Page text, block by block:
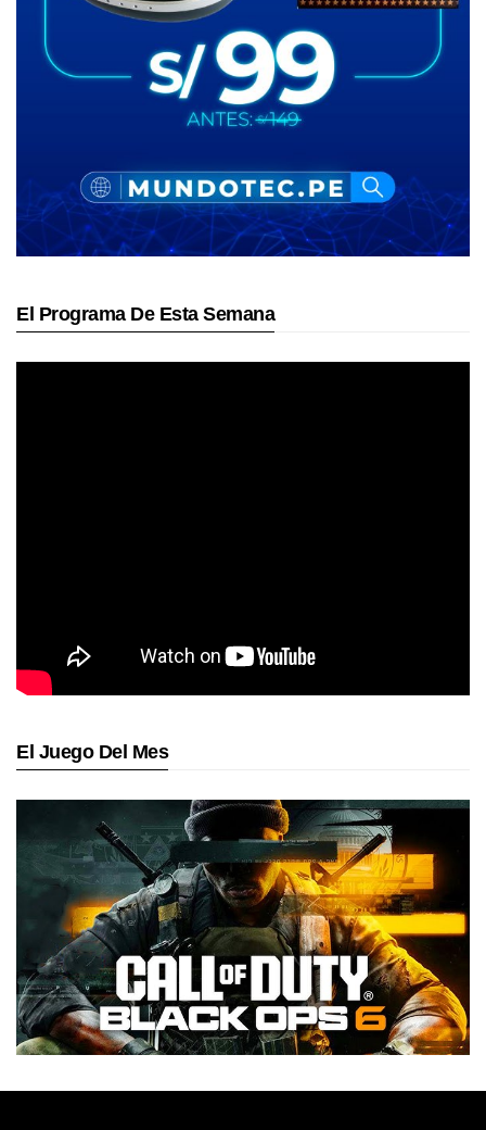
El Programa De Esta Semana
El Juego Del Mes